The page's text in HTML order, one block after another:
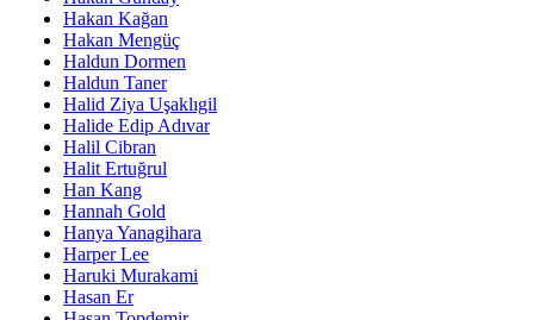
Hakan Kağan
Hakan Mengüç
Haldun Dormen
Haldun Taner
Halid Ziya Uşaklıgil
Halide Edip Adıvar
Halil Cibran
Halit Ertuğrul
Han Kang
Hannah Gold
Hanya Yanagihara
Harper Lee
Haruki Murakami
Hasan Er